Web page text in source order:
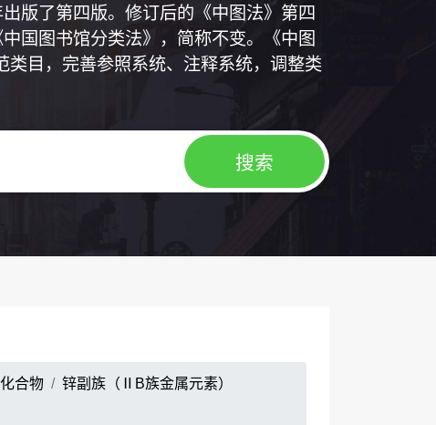
版了第四版。修订后的《中图法》第四
国图书馆分类法》，简称不变。《中图
目，完善参照系统、注释系统，调整类
合物
锌副族（ⅡB族金属元素）